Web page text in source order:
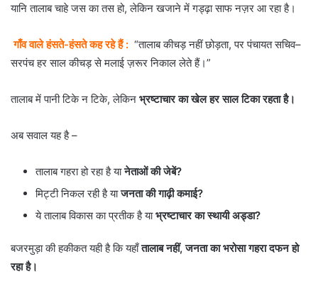
यानि तालाब चाहे जस का तस हो, लेकिन खजाने में गड्ढ़ा साफ नज़र आ रहा है।
गाँव वाले हंसते-हंसते कह रहे हैं : “तालाब कीचड़ नहीं छोड़ता, पर पंचायत सचिव–
सरपंच हर साल कीचड़ से मलाई ज़रूर निकाल लेते हैं।”
तालाब में पानी टिके न टिके, लेकिन भ्रष्टाचार का खेल हर साल टिका रहता है।
अब सवाल यह है –
तालाब गहरा हो रहा है यानेताओं की जेबें?
मिट्टी निकल रही है याजनता की गाढ़ी कमाई?
ये तालाब विकास का प्रतीक है याभ्रष्टाचार का स्थायी अड्डा?
बजरमुड़ा की हकीकत यही है कि यहाँतालाब नहीं, जनता का भरोसा गहरा दफन हो
रहा है।